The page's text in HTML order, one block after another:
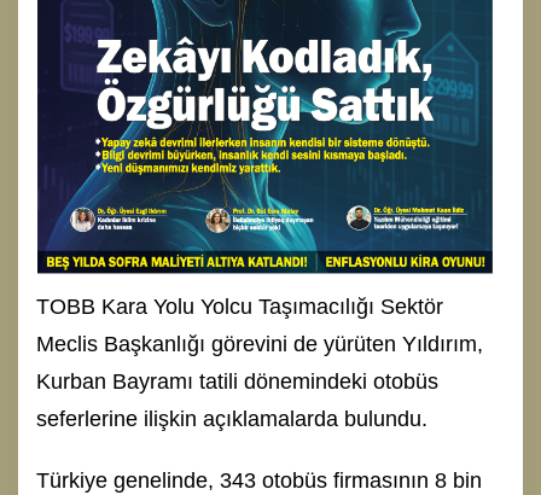
TOBB Kara Yolu Yolcu Taşımacılığı Sektör
Meclis Başkanlığı görevini de yürüten Yıldırım,
Kurban Bayramı tatili dönemindeki otobüs
seferlerine ilişkin açıklamalarda bulundu.
Türkiye genelinde, 343 otobüs firmasının 8 bin